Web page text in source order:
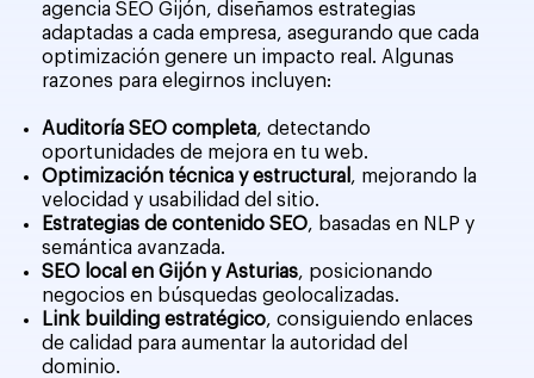
agencia SEO Gijón, diseñamos estrategias
adaptadas a cada empresa, asegurando que cada
optimización genere un impacto real. Algunas
razones para elegirnos incluyen:
Auditoría SEO completa, detectando
oportunidades de mejora en tu web.
Optimización técnica y estructural , mejorando la
velocidad y usabilidad del sitio.
Estrategias de contenido SEO, basadas en NLP y
semántica avanzada.
SEO local en Gijón y Asturias, posicionando
negocios en búsquedas geolocalizadas.
Link building estratégico, consiguiendo enlaces
de calidad para aumentar la autoridad del
dominio.